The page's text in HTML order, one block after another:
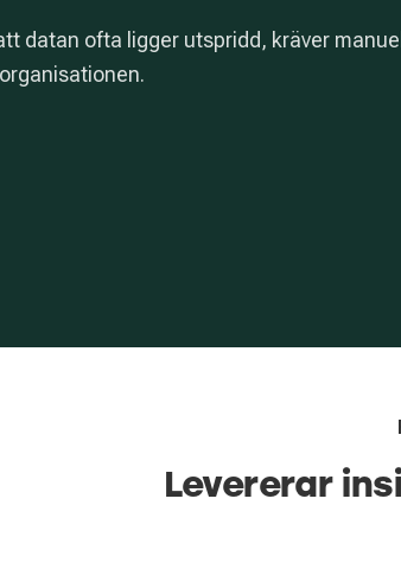
datan ofta ligger utspridd, kräver
Levererar